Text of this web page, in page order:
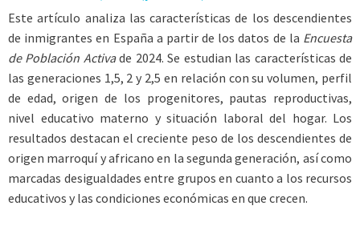
Este artículo analiza las características de los descendientes
de inmigrantes en España a partir de los datos de la Encuesta
de Población Activade 2024. Se estudian las características de
las generaciones 1,5, 2 y 2,5 en relación con su volumen, perfil
de edad, origen de los progenitores, pautas reproductivas,
nivel educativo materno y situación laboral del hogar. Los
resultados destacan el creciente peso de los descendientes de
origen marroquí y africano en la segunda generación, así como
marcadas desigualdades entre grupos en cuanto a los recursos
educativos y las condiciones económicas en que crecen.